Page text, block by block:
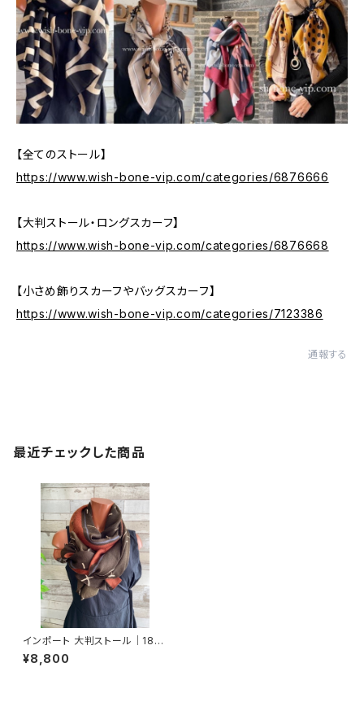
【全てのストール】
https://www.wish-bone-vip.com/categories/6876666
【大判ストール・ロングスカーフ】
https://www.wish-bone-vip.com/categories/6876668
【小さめ飾りスカーフやバッグスカーフ】
https://www.wish-bone-vip.com/categories/7123386
通報する
最近チェックした商品
インポート 大判ストール｜180
cm ロングストール・スカーフ｜
おしゃれストール｜トープブラウ
¥8,800